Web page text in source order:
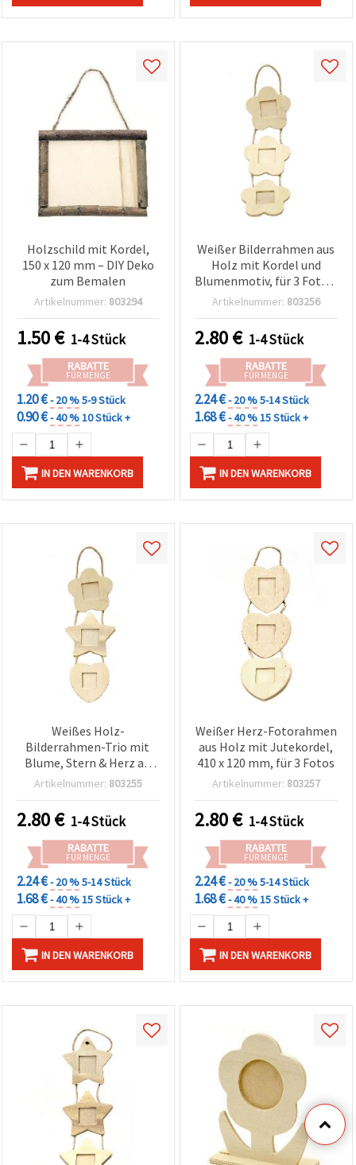
Holzschild mit Kordel,
150 x 120 mm – DIY Deko
zum Bemalen
Artikelnummer: 803294
1.50€ 1-4 Stück
RABATTE
FÜR MENGE
1.20 €- 20 %5-9 Stück
0.90 €- 40 %10 Stück +
IN DEN WARENKORB
Weißer Bilderrahmen aus
Holz mit Kordel und
Blumenmotiv, für 3 Fotos,
410 x 120 mm
Artikelnummer: 803256
2.80€ 1-4 Stück
RABATTE
FÜR MENGE
2.24 €- 20 %5-14 Stück
1.68 €- 40 %15 Stück +
IN DEN WARENKORB
Weißes Holz-
Bilderrahmen-Trio mit
Blume, Stern & Herz an
Kordel, 410 x 120 mm
Artikelnummer: 803255
2.80€ 1-4 Stück
RABATTE
FÜR MENGE
2.24 €- 20 %5-14 Stück
1.68 €- 40 %15 Stück +
IN DEN WARENKORB
Weißer Herz-Fotorahmen
aus Holz mit Jutekordel,
410 x 120 mm, für 3 Fotos
Artikelnummer: 803257
2.80€ 1-4 Stück
RABATTE
FÜR MENGE
2.24 €- 20 %5-14 Stück
1.68 €- 40 %15 Stück +
IN DEN WARENKORB